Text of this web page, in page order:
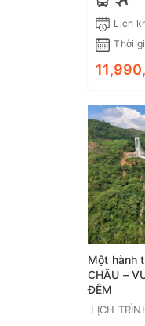
Lịch
Thời
Một hành
CHÂU –
ĐÊM
LỊCH